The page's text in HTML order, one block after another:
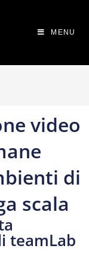
MENU
video
di
scala
teamLab